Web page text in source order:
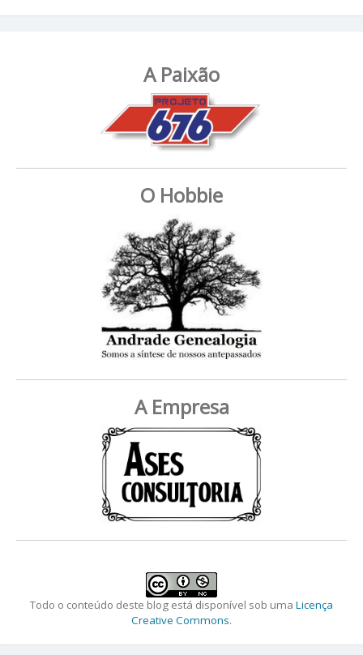
A Paixão
O Hobbie
A Empresa
Todo o conteúdo deste blog está disponível sob uma Licença
Creative Commons.